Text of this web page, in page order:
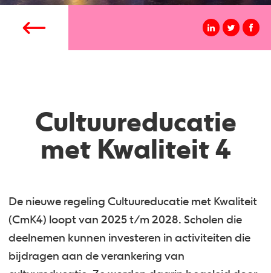
Cultuureducatie
met Kwaliteit 4
De nieuwe regeling Cultuureducatie met Kwaliteit
(CmK4) loopt van 2025 t/m 2028. Scholen die
deelnemen kunnen investeren in activiteiten die
bijdragen aan de verankering van